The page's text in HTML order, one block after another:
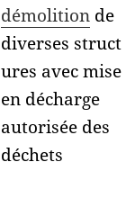
démolition de
diverses struct
ures avec mise
en décharge
autorisée des
déchets